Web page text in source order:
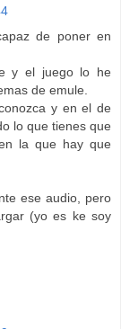
de poner en
y el juego lo he
de emule.
y en el de
lo que tienes que
la que hay que
ese audio, pero
(yo es ke soy